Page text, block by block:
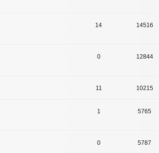
14 14516
0 12844
11 10215
1 5765
0 5787